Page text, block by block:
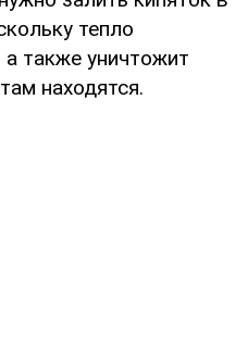
тепло
также уничтожит
находятся.